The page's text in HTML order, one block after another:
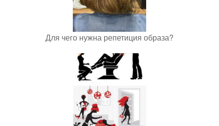
Для чего нужна репетиция образа?